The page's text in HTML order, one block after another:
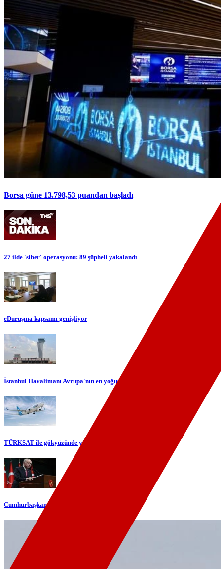
Borsa güne 13.798,53 puandan başladı
27 ilde 'siber' operasyonu: 89 şüpheli yakalandı
eDuruşma kapsamı genişliyor
İstanbul Havalimanı Avrupa'nın en yoğun havalimanı oldu
TÜRKSAT ile gökyüzünde yerli internet dönemi başlıyor
Cumhurbaşkanı Erdoğan'dan telefon diplomasisi